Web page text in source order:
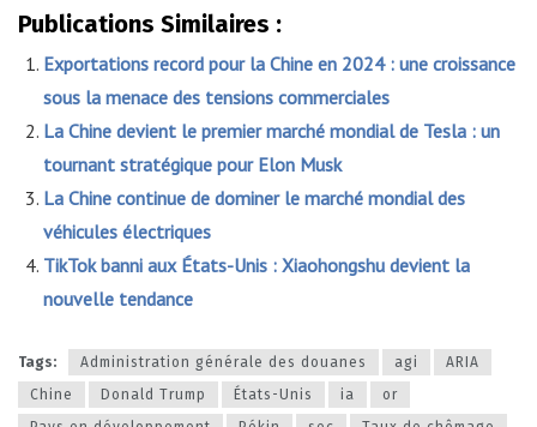
Publications Similaires :
Exportations record pour la Chine en 2024 : une croissance
sous la menace des tensions commerciales
La Chine devient le premier marché mondial de Tesla : un
tournant stratégique pour Elon Musk
La Chine continue de dominer le marché mondial des
véhicules électriques
TikTok banni aux États-Unis : Xiaohongshu devient la
nouvelle tendance
Tags: Administration générale des douanes agi
ARIA
Chine
Donald Trump États-Unis ia
or